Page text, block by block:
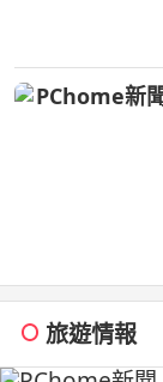
旅遊情報